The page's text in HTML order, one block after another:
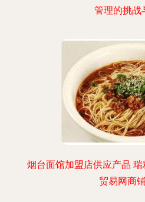
管理的挑战
烟台面馆加盟店供应产品
贸易网商